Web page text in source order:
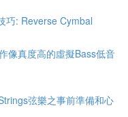
巧: Reverse Cymbal
像真度高的虛擬Bass低音
弦樂之事前準備和心